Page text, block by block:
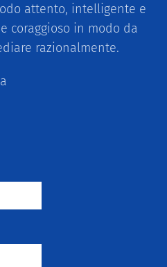
attento, intelligente e
coraggioso in modo da
razionalmente.